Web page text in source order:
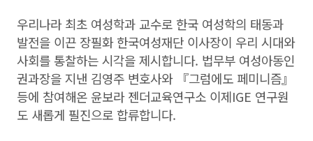
우리나라 최초 여성학과 교수로 한국 여성학의 태동과
발전을 이끈 장필화 한국여성재단 이사장이 우리 시대와
사회를 통찰하는 시각을 제시합니다. 법무부 여성아동인
권과장을 지낸 김영주 변호사와 『그럼에도 페미니즘』
등에 참여해온 윤보라 젠더교육연구소 이제IGE 연구원
도 새롭게 필진으로 합류합니다.